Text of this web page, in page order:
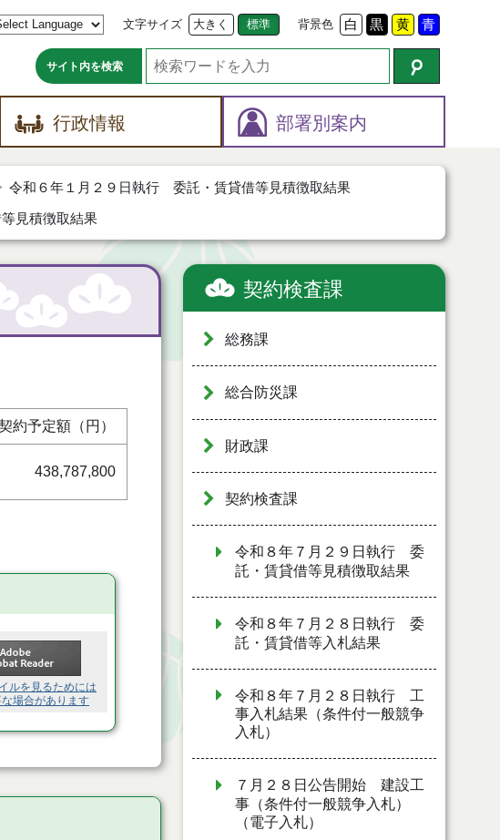
文字サイズ 大きく 標準 背景色 白 黒 黄 青
サイト内を検索
行政情報 部署別案内
令和６年１月２９日執行 委託・賃貸借等見積徴取結果
見積徴取結果
約予定額（円）
438,787,800
ルを見るためには
場合があります
契約検査課
総務課
総合防災課
財政課
契約検査課
令和８年７月２９日執行 委
託・賃貸借等見積徴取結果
令和８年７月２８日執行 委
託・賃貸借等入札結果
令和８年７月２８日執行 工
事入札結果（条件付一般競争
入札）
７月２８日公告開始 建設工
事（条件付一般競争入札）
（電子入札）